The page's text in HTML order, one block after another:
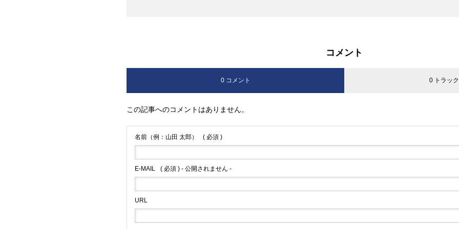
コメント
0 コメント 0 トラッ
この記事へのコメントはありません。
名前（例：山田 太郎） ( 必須 )
E-MAIL ( 必須 ) - 公開されません -
URL